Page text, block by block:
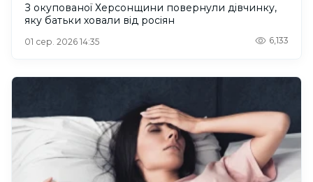
З окупованої Херсонщини повернули дівчинку,
яку батьки ховали від росіян
01 сер. 2026 14:35 6,133